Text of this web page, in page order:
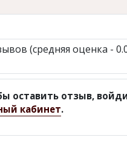
(средняя оценка -
оставить отзыв,
кабинет.